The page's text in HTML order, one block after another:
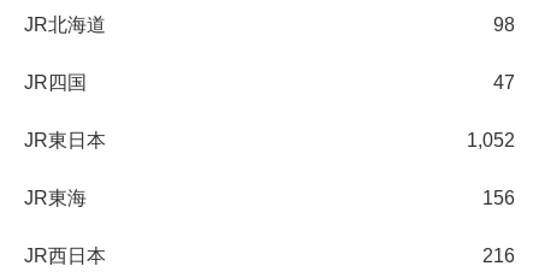
JR北海道 98
JR四国 47
JR東日本 1,052
JR東海 156
JR西日本 216